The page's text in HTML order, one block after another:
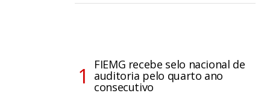
FIEMG recebe selo nacional de
auditoria pelo quarto ano
consecutivo